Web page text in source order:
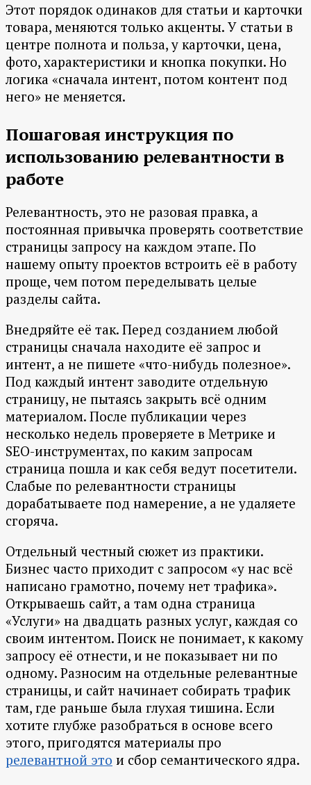
Этот порядок одинаков для статьи и карточки
товара, меняются только акценты. У статьи в
центре полнота и польза, у карточки, цена,
фото, характеристики и кнопка покупки. Но
логика «сначала интент, потом контент под
него» не меняется.
Пошаговая инструкция по
использованию релевантности в
работе
Релевантность, это не разовая правка, а
постоянная привычка проверять соответствие
страницы запросу на каждом этапе. По
нашему опыту проектов встроить её в работу
проще, чем потом переделывать целые
разделы сайта.
Внедряйте её так. Перед созданием любой
страницы сначала находите её запрос и
интент, а не пишете «что-нибудь полезное».
Под каждый интент заводите отдельную
страницу, не пытаясь закрыть всё одним
материалом. После публикации через
несколько недель проверяете в Метрике и
SEO-инструментах, по каким запросам
страница пошла и как себя ведут посетители.
Слабые по релевантности страницы
дорабатываете под намерение, а не удаляете
сгоряча.
Отдельный честный сюжет из практики.
Бизнес часто приходит с запросом «у нас всё
написано грамотно, почему нет трафика».
Открываешь сайт, а там одна страница
«Услуги» на двадцать разных услуг, каждая со
своим интентом. Поиск не понимает, к какому
запросу её отнести, и не показывает ни по
одному. Разносим на отдельные релевантные
страницы, и сайт начинает собирать трафик
там, где раньше была глухая тишина. Если
хотите глубже разобраться в основе всего
этого, пригодятся материалы про
релевантной это и сбор семантического ядра.